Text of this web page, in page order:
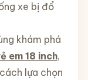
xe bị đổ
khám phá
em 18 inch,
lựa chọn